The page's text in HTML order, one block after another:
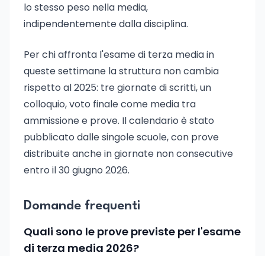
lo stesso peso nella media,
indipendentemente dalla disciplina.
Per chi affronta l'esame di terza media in
queste settimane la struttura non cambia
rispetto al 2025: tre giornate di scritti, un
colloquio, voto finale come media tra
ammissione e prove. Il calendario è stato
pubblicato dalle singole scuole, con prove
distribuite anche in giornate non consecutive
entro il 30 giugno 2026.
Domande frequenti
Quali sono le prove previste per l'esame
di terza media 2026?